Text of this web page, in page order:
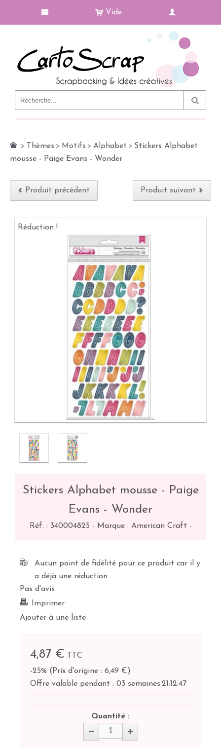
Vide
> Thèmes > Motifs > Alphabet > Stickers Alphabet
mousse - Paige Evans - Wonder
Produit précédent Produit suivant
Réduction !
Stickers Alphabet mousse - Paige
Evans - Wonder
Réf. : 340004825 - Marque : American Craft -
Aucun point de fidélité pour ce produit car il y
a déjà une réduction.
Pas d'avis
Imprimer
Ajouter à une liste
4,87 €
TTC
-25% ( Prix d'origine : 6,49 €)
Offre valable pendant : 03 semaines 21:12:46
Quantité :